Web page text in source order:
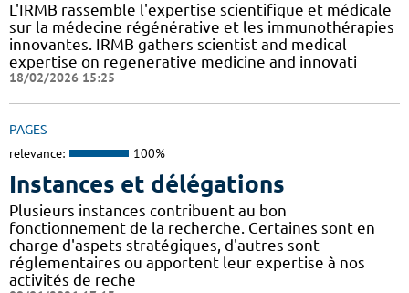
L'IRMB rassemble l'expertise scientifique et médicale
sur la médecine régénérative et les immunothérapies
innovantes. IRMB gathers scientist and medical
expertise on regenerative medicine and innovati
18/02/2026 15:25
PAGES
relevance: 100%
Instances et délégations
Plusieurs instances contribuent au bon
fonctionnement de la recherche. Certaines sont en
charge d'aspets stratégiques, d'autres sont
réglementaires ou apportent leur expertise à nos
activités de reche